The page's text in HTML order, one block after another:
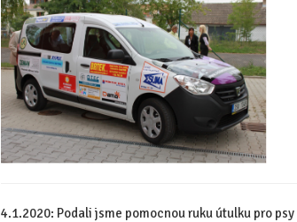
4.1.2020: Podali jsme pomocnou ruku útulku pro psy